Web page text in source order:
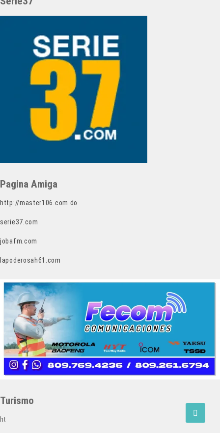
Pagina Amiga
http://master106.com.do
serie37.com
jobafm.com
lapoderosah61.com
Turismo
ht